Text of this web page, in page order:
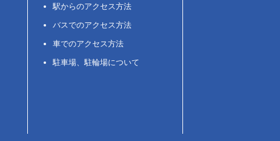
駅からのアクセス方法
バスでのアクセス方法
車でのアクセス方法
駐車場、駐輪場について